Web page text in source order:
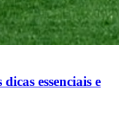
essenciais e